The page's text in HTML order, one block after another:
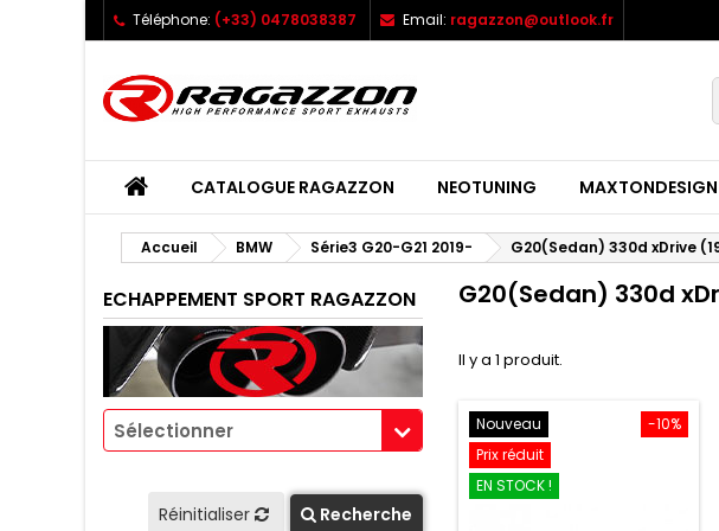
Téléphone: (+33) 0478038387 Email: ragazzon@outlook.fr
CATALOGUE RAGAZZON NEOTUNING MAXTONDESIGN
Accueil BMW Série3 G20-G21 2019- G20(Sedan) 330d xDrive
ECHAPPEMENT SPORT RAGAZZON
Sélectionner
Réinitialiser Recherche
G20(Sedan) 330d
Il y a 1 produit.
-10%
Nouveau
Prix réduit
EN STOCK !